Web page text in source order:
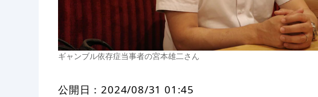
ギャンブル依存症当事者の宮本雄二さん
公開日：2024/08/31 01:45